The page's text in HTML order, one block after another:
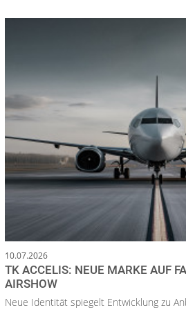
10.07.2026
TK ACCELIS: NEUE MARKE AUF
AIRSHOW
Neue Identität spiegelt Entwicklung zu